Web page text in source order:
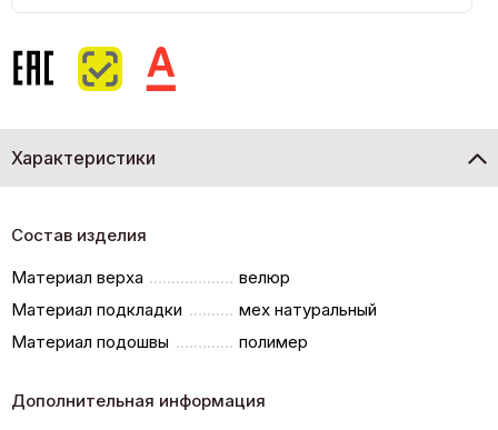
Характеристики
Состав изделия
Материал верха
велюр
Материал подкладки
мех натуральный
Материал подошвы
полимер
Дополнительная информация